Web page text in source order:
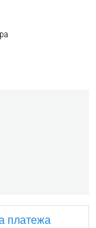
платежа